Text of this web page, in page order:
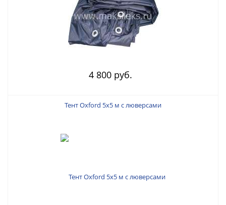
4 800 руб.
Тент Oxford 5х5 м с люверсами